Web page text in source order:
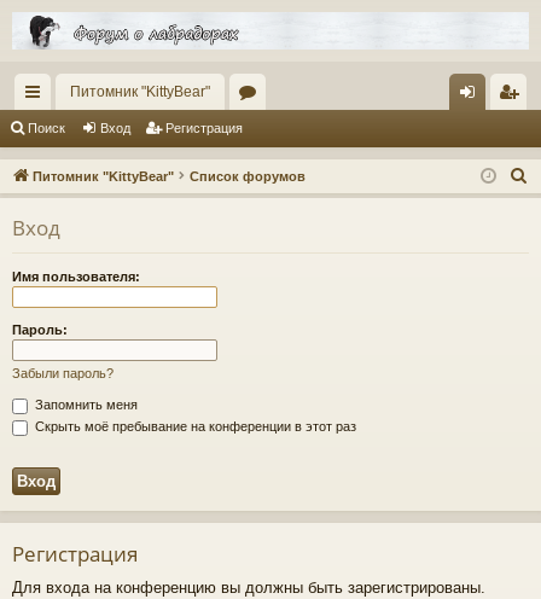
с
ы
лк
и
Питомник "KittyBear"
ор
ум
ы
д ис
тр
Поиск Вход Регистрация
Питомник "KittyBear" Список форумов
о
Вход
Имя пользователя:
Пароль:
Забыли пароль?
Запомнить меня
Скрыть моё пребывание на конференции в этот раз
Регистрация
Для входа на конференцию вы должны быть зарегистрированы.